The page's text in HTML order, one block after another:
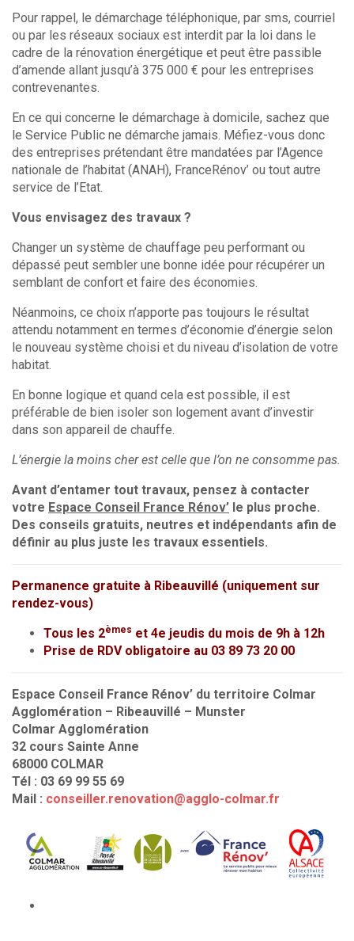
Pour rappel, le démarchage téléphonique, par sms, courriel
ou par les réseaux sociaux est interdit par la loi dans le
cadre de la rénovation énergétique et peut être passible
d’amende allant jusqu’à 375 000 € pour les entreprises
contrevenantes.
En ce qui concerne le démarchage à domicile, sachez que
le Service Public ne démarche jamais. Méfiez-vous donc
des entreprises prétendant être mandatées par l’Agence
nationale de l’habitat (ANAH), FranceRénov’ ou tout autre
service de l’Etat.
Vous envisagez des travaux ?
Changer un système de chauffage peu performant ou
dépassé peut sembler une bonne idée pour récupérer un
semblant de confort et faire des économies.
Néanmoins, ce choix n’apporte pas toujours le résultat
attendu notamment en termes d’économie d’énergie selon
le nouveau système choisi et du niveau d’isolation de votre
habitat.
En bonne logique et quand cela est possible, il est
préférable de bien isoler son logement avant d’investir
dans son appareil de chauffe.
L’énergie la moins cher est celle que l’on ne consomme pas.
Avant d’entamer tout travaux, pensez à contacter
votre Espace Conseil France Rénov’ le plus proche.
Des conseils gratuits, neutres et indépendants afin de
définir au plus juste les travaux essentiels.
Permanence gratuite à Ribeauvillé (uniquement sur
rendez-vous)
Tous les 2èmes et 4e jeudis du mois de 9h à 12h
Prise de RDV obligatoire au 03 89 73 20 00
Espace Conseil France Rénov’ du territoire Colmar
Agglomération – Ribeauvillé – Munster
Colmar Agglomération
32 cours Sainte Anne
68000 COLMAR
Tél : 03 69 99 55 69
Mail : conseiller.renovation@agglo-colmar.fr